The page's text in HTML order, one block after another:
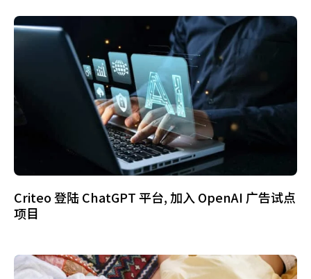
Criteo 登陆 ChatGPT 平台, 加入 OpenAI 广告试点
项目